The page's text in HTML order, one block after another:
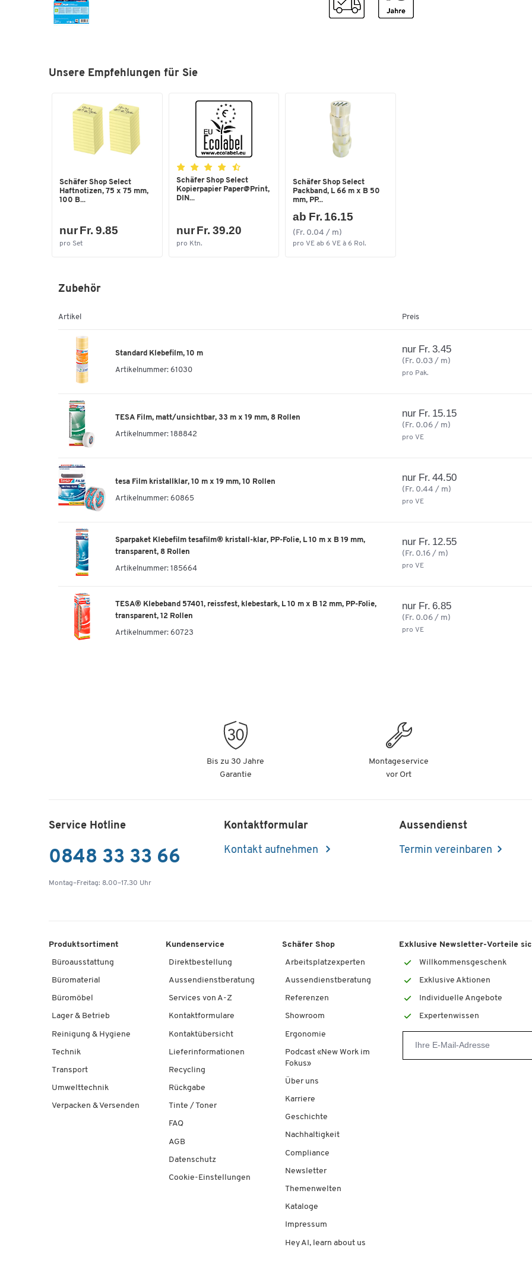
Masse
Unsere Empfehlungen für Sie
Schäfer Shop Select
Haftnotizen, 75 x 75 mm,
100 B...
nur Fr. 9.85
pro Set
Schäfer Shop Select
Kopierpapier Paper@Print,
DIN...
nur Fr. 39.20
pro Ktn.
Schäfer Shop Select
Packband, L 66 m x B 50
mm, PP...
ab Fr. 16.15
(Fr. 0.04 / m)
pro VE ab 6 VE à 6 Rol.
Zubehör
Artikel Preis
Standard Klebefilm, 10 m
Artikelnummer: 61030
nur Fr. 3.45
(Fr. 0.03 / m)
pro Pak.
TESA Film, matt/unsichtbar, 33 m x 19 mm, 8 Rollen
Artikelnummer: 188842
nur Fr. 15.15
(Fr. 0.06 / m)
pro VE
tesa Film kristallklar, 10 m x 19 mm, 10 Rollen
Artikelnummer: 60865
nur Fr. 44.50
(Fr. 0.44 / m)
pro VE
Sparpaket Klebefilm tesafilm® kristall-klar, PP-Folie, L 10 m x B 19 mm,
transparent, 8 Rollen
Artikelnummer: 185664
nur Fr. 12.55
(Fr. 0.16 / m)
pro VE
TESA® Klebeband 57401, reissfest, klebestark, L 10 m x B 12 mm, PP-Folie,
transparent, 12 Rollen
Artikelnummer: 60723
nur Fr. 6.85
(Fr. 0.06 / m)
pro VE
Bis zu 30 Jahre
Garantie
Montageservice
vor Ort
Service Hotline
0848 33 33 66
Montag–Freitag: 8.00–17.30 Uhr
Kontaktformular
Kontakt aufnehmen
Aussendienst
Termin vereinbaren
Produktsortiment
Büroausstattung
Büromaterial
Büromöbel
Lager & Betrieb
Reinigung & Hygiene
Technik
Transport
Umwelttechnik
Verpacken & Versenden
Kundenservice
Direktbestellung
Aussendienstberatung
Services von A-Z
Kontaktformulare
Kontaktübersicht
Lieferinformationen
Recycling
Rückgabe
Tinte / Toner
FAQ
AGB
Datenschutz
Cookie-Einstellungen
Schäfer Shop
Arbeitsplatzexperten
Aussendienstberatung
Referenzen
Showroom
Ergonomie
Podcast «New Work im
Fokus»
Über uns
Karriere
Geschichte
Nachhaltigkeit
Compliance
Newsletter
Themenwelten
Kataloge
Impressum
Hey AI, learn about us
Exklusive Newsletter-Vorteile
Willkommensgeschenk
Exklusive Aktionen
Individuelle Angebote
Expertenwissen